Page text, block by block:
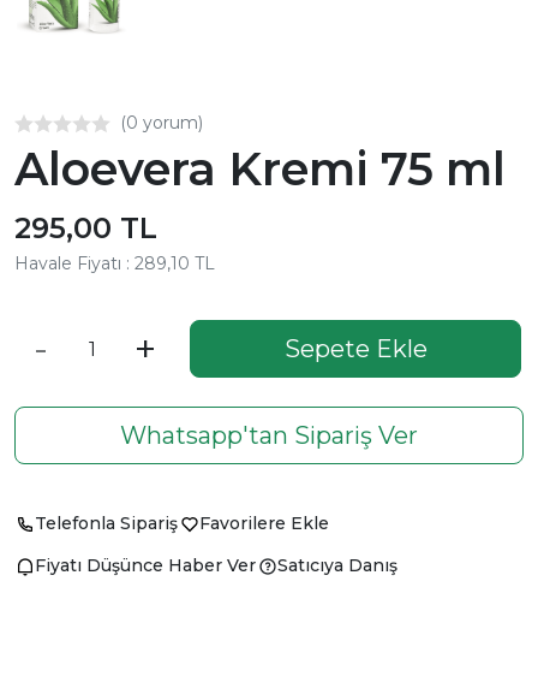
(0 yorum)
Aloevera Kremi 75 ml
295,00 TL
Havale Fiyatı : 289,10 TL
- + Sepete Ekle
Whatsapp'tan Sipariş Ver
Telefonla Sipariş
Favorilere Ekle
Fiyatı Düşünce Haber Ver
Satıcıya Danış